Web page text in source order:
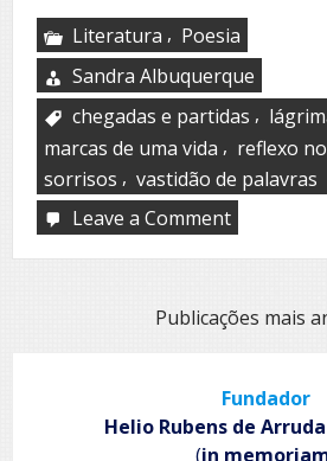
Literatura , Poesia
Sandra Albuquerque
chegadas e partidas ,
marcas de uma vida , reflexo
sorrisos , vastidão de palavras
Leave a Commenton
meu
NavegaçãoPublicações mais
Fundador
Helio Rubens de
(in